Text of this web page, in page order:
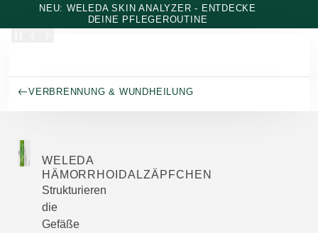
Zum Hauptinhalt wechseln
NEU: WELEDA SKIN ANALYZER - ENTDECKE
DEINE PFLEGEROUTINE
VERBRENNUNG & WUNDHEILUNG
WELEDA
HÄMORRHOIDALZÄPFCHEN
Strukturieren
die
Gefäße